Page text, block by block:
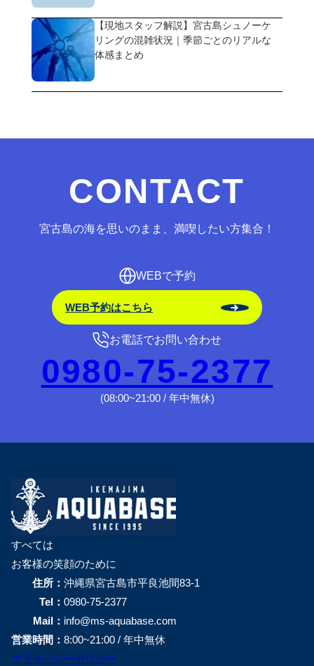
【現地スタッフ解説】宮古島シュノーケ
リングの混雑状況｜季節ごとのリアルな
体感まとめ
CONTACT
宮古島の海を思いのまま、満喫したい方集合！
WEBで予約
WEB予約はこちら
お電話でお問い合わせ
0980-75-2377
(08:00~21:00 / 年中無休)
すべては
お客様の笑顔のために
住所： 沖縄県宮古島市平良池間83-1
Tel： 0980-75-2377
Mail： info@ms-aquabase.com
営業時間： 8:00~21:00 / 年中無休
プライバシーポリシー